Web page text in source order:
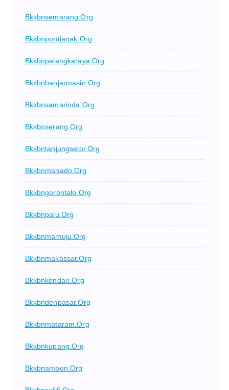
Bkkbnsemarang.org
Bkkbnpontianak.org
Bkkbnpalangkaraya.org
Bkkbnbanjarmasin.org
Bkkbnsamarinda.org
Bkkbnserang.org
Bkkbntanjungselor.org
Bkkbnmanado.org
Bkkbngorontalo.org
Bkkbnpalu.org
Bkkbnmamuju.org
Bkkbnmakassar.org
Bkkbnkendari.org
Bkkbndenpasar.org
Bkkbnmataram.org
Bkkbnkupang.org
Bkkbnambon.org